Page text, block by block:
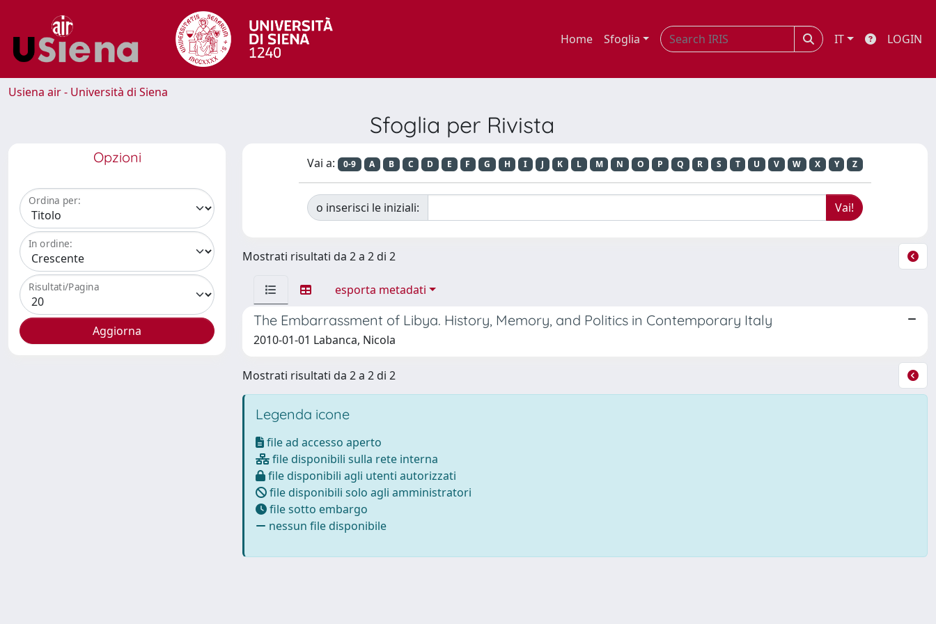
Home Sfoglia IT LOGIN
Usiena air - Università di Siena
Sfoglia per Rivista
Opzioni
Ordina per:
In ordine:
Risultati/Pagina
Vai a: 0-9 A B C D E F G H I J K L M N O P Q R S T U V W X Y Z
o inserisci le iniziali:
Mostrati risultati da 2 a 2 di 2
esporta metadati
The Embarrassment of Libya. History, Memory, and Politics in Contemporary Italy
2010-01-01 Labanca, Nicola
Mostrati risultati da 2 a 2 di 2
Legenda icone
file ad accesso aperto
file disponibili sulla rete interna
file disponibili agli utenti autorizzati
file disponibili solo agli amministratori
file sotto embargo
nessun file disponibile